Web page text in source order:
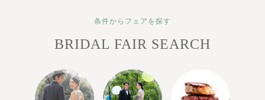
条件からフェアを探す
BRIDAL FAIR SEARCH